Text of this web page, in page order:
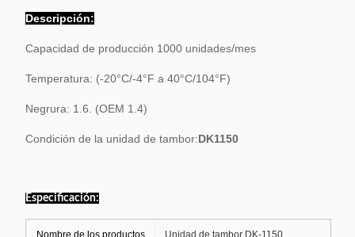
Descripción:
Capacidad de producción 1000 unidades/mes
Temperatura: (-20°C/-4°F a 40°C/104°F)
Negrura: 1.6. (OEM 1.4)
Condición de la unidad de tambor:DK1150
Especificación:
Nombre de los productos Unidad de tambor DK-1150